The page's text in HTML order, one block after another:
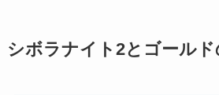
シボラナイト2とゴールド